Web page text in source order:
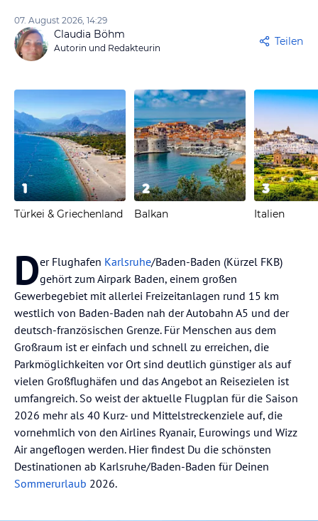
07. August 2026, 14:29
Claudia Böhm
Autorin und Redakteurin
Teilen
1
Türkei & Griechenland
2
Balkan
3
Italien
Der Flughafen Karlsruhe/Baden-Baden (Kürzel FKB)
gehört zum Airpark Baden, einem großen
Gewerbegebiet mit allerlei Freizeitanlagen rund 15 km
westlich von Baden-Baden nah der Autobahn A5 und der
deutsch-französischen Grenze. Für Menschen aus dem
Großraum ist er einfach und schnell zu erreichen, die
Parkmöglichkeiten vor Ort sind deutlich günstiger als auf
vielen Großflughäfen und das Angebot an Reisezielen ist
umfangreich. So weist der aktuelle Flugplan für die Saison
2026 mehr als 40 Kurz- und Mittelstreckenziele auf, die
vornehmlich von den Airlines Ryanair, Eurowings und Wizz
Air angeflogen werden. Hier findest Du die schönsten
Destinationen ab Karlsruhe/Baden-Baden für Deinen
Sommerurlaub 2026.